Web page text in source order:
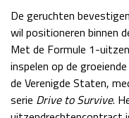
Kwalificatie
Race
De geruchten
wil positioneren binnen
Met de Formule 1-
inspelen op de
de Verenigde Staten,
serie Drive to Survive.